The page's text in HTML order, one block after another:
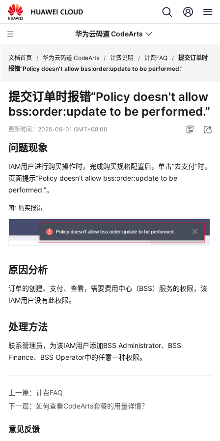
华为云码道 CodeArts
产
品
介
计
费
说
明
计
费
计
费
模
式
计
费
项
费
用
单
文档首页 / 华为云码道 CodeArts / 计费说明 / 计费FAQ / 提交订单时
报错“Policy doesn't allow bss:order:update to be performed.”
提交订单时报错“Policy doesn't allow
bss:order:update to be performed.”
更新时间： 2025-09-01 GMT+08:00
问题现象
IAM用户进行购买操作时，完成购买规格配置后，单击“去支付”时，
页面提示“Policy doesn't allow bss:order:update to be
performed.”。
图1 购买报错
原因分析
订单的创建、支付、查看，需要费用中心（BSS）服务的权限，该
IAM用户没有此权限。
处理方法
联系管理员，为该IAM用户添加BSS Administrator、BSS
Finance、BSS Operator中的任意一种权限。
上一篇：计费FAQ
下一篇：如何查看CodeArts套餐的用量详情？
意见反馈